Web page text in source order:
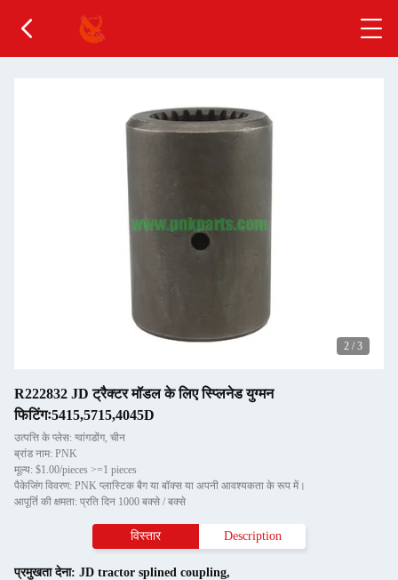
2 / 3
R222832 JD ट्रैक्टर मॉडल के लिए स्प्लिनेड युग्मन
फिटिंगः5415,5715,4045D
उत्पत्ति के प्लेस: ग्वांगडोंग, चीन
ब्रांड नाम: PNK
मूल्य: $1.00/pieces >=1 pieces
पैकेजिंग विवरण: PNK प्लास्टिक बैग या बॉक्स या अपनी आवश्यकता के रूप में।
आपूर्ति की क्षमता: प्रति दिन 1000 बक्से / बक्से
विस्तार Description
प्रमुखता देना: JD tractor splined coupling,